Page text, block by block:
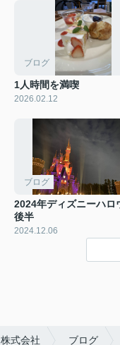
ブログ
1人時間を満喫
2026.02.12
ブログ
2024年ディズニーハロ
後半
2024.12.06
式会社 ブログ